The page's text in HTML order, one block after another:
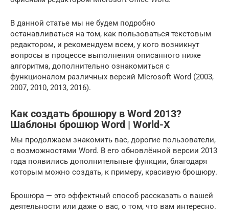
В данной статье мы не будем подробно
останавливаться на том, как пользоваться текстовым
редактором, и рекомендуем всем, у кого возникнут
вопросы в процессе выполнения описанного ниже
алгоритма, дополнительно ознакомиться с
функционалом различных версий Microsoft Word (2003,
2007, 2010, 2013, 2016).
Как создать брошюру в Word 2013?
Шаблоны брошюр Word | World-X
Мы продолжаем знакомить вас, дорогие пользователи,
с возможностями Word. В его обновлённой версии 2013
года появились дополнительные функции, благодаря
которым можно создать, к примеру, красивую брошюру.
Брошюра — это эффектный способ рассказать о вашей
деятельности или даже о вас, о том, что вам интересно.